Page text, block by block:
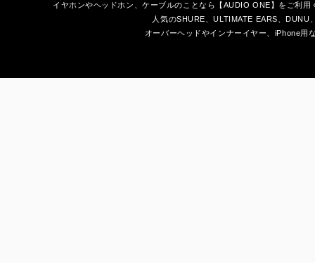
イヤホンやヘッドホン
、ケーブルのことなら【AUDIO ONE】をご利
人気のSHURE、ULTIMATE EARS、DUNU
オーバーヘッドやインナーイヤー、iPhone用